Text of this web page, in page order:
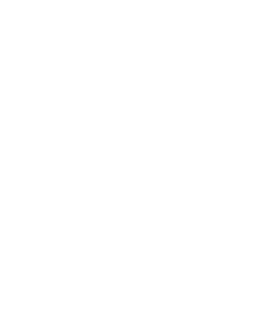
与新家人打好关系，但
头老师。但是，这是雏
宇宙怪兽袭击 在星球崩毁、走向灭